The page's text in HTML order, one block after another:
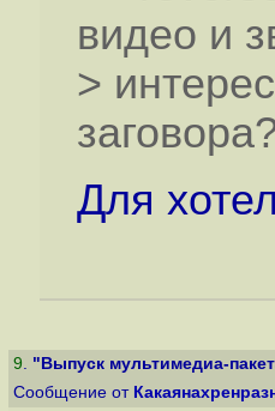
видео и
>
Для
9. "Выпуск мультимедиа-
Сообщение от